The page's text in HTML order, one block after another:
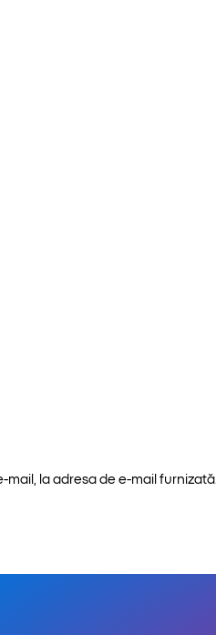
la adresa de e-mail furnizată.